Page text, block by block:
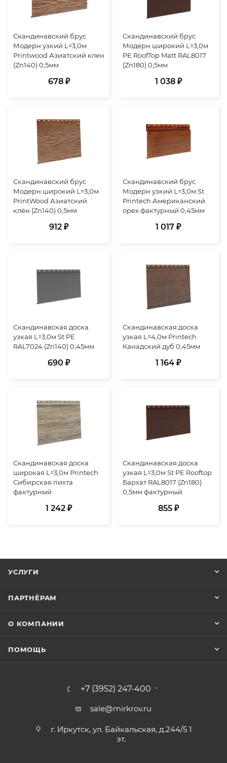
Скандинавский брус
Модерн узкий L=3,0м
Printwood Азиатский клен
(Zn140) 0,5мм
678 ₽
Скандинавский брус
Модерн широкий L=3,0м
PE RoofTop Matt RAL8017
(Zn180) 0,5мм
1 038 ₽
Скандинавский брус
Модерн широкий L=3,0м
PrintWood Азиатский
клён (Zn140) 0,5мм
912 ₽
Скандинавский брус
Модерн узкий L=3,0м St
Printech Американский
орех фактурный 0,45мм
1 017 ₽
Скандинавская доска
узкая L=3,0м St PE
RAL7024 (Zn140) 0,45мм
690 ₽
Скандинавская доска
узкая L=4,0м Printech
Канадский дуб 0,45мм
1 164 ₽
Скандинавская доска
широкая L=3,0м Printech
Сибирская пихта
фактурный
1 242 ₽
Скандинавская доска
узкая L=3,0м St PE Rooftop
Бархат RAL8017 (Zn180)
0,5мм фактурный
855 ₽
УСЛУГИ
ПАРТНЁРАМ
О КОМПАНИИ
ПОМОЩЬ
+7 (3952) 247-400
sale@mirkrov.ru
г. Иркутск, ул. Байкальская, д.244/5 1
эт.